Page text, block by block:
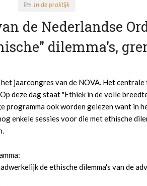
In de praktijk
de Nederlandse
dilemma's,
jaarcongres van de NOVA. Het centrale
deze dag staat "Ethiek in de volle
programma ook worden gelezen want in
enkele sessies voor die met ethische
de ethische dilemma's van de